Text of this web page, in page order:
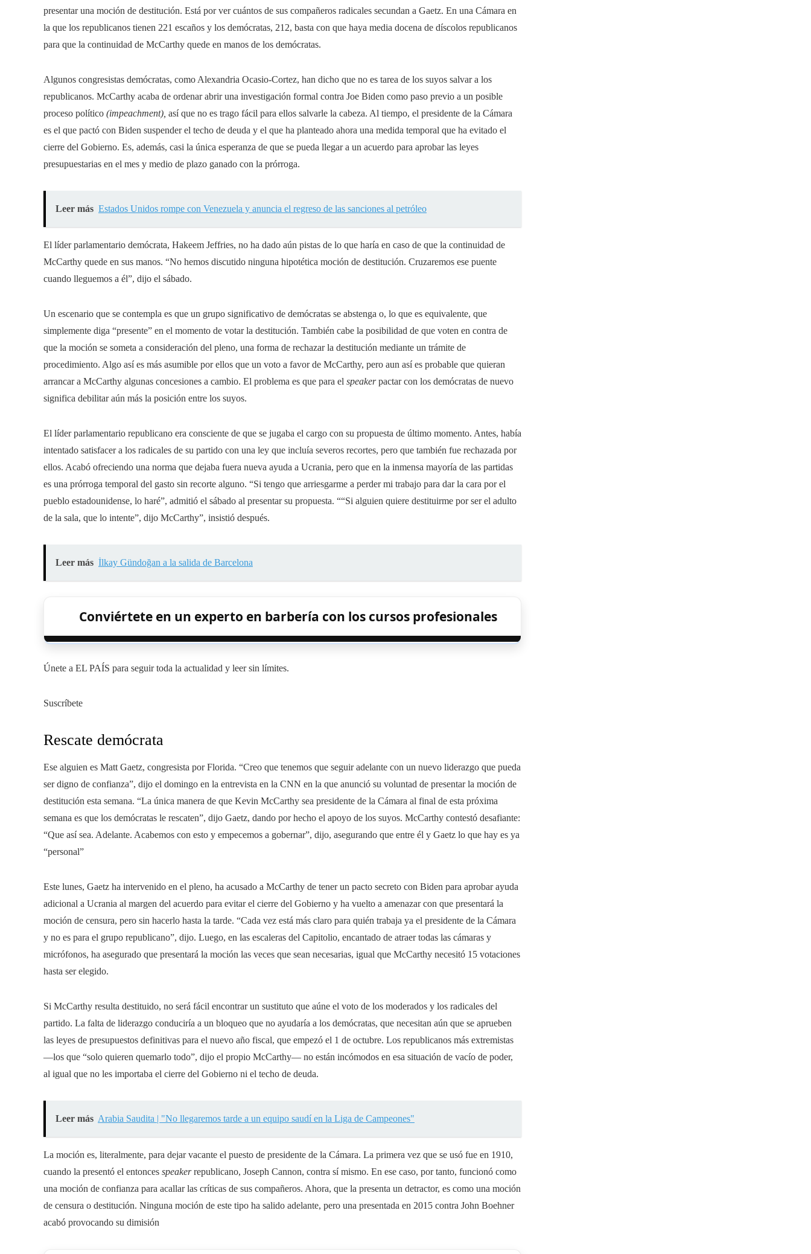
presentar una moción de destitución. Está por ver cuántos de sus compañeros radicales secundan a Gaetz. En una Cámara en
la que los republicanos tienen 221 escaños y los demócratas, 212, basta con que haya media docena de díscolos republicanos
para que la continuidad de McCarthy quede en manos de los demócratas.
Algunos congresistas demócratas, como Alexandria Ocasio-Cortez, han dicho que no es tarea de los suyos salvar a los
republicanos. McCarthy acaba de ordenar abrir una investigación formal contra Joe Biden como paso previo a un posible
proceso político (impeachment), así que no es trago fácil para ellos salvarle la cabeza. Al tiempo, el presidente de la Cámara
es el que pactó con Biden suspender el techo de deuda y el que ha planteado ahora una medida temporal que ha evitado el
cierre del Gobierno. Es, además, casi la única esperanza de que se pueda llegar a un acuerdo para aprobar las leyes
presupuestarias en el mes y medio de plazo ganado con la prórroga.
Leer más Estados Unidos rompe con Venezuela y anuncia el regreso de las sanciones al petróleo
El líder parlamentario demócrata, Hakeem Jeffries, no ha dado aún pistas de lo que haría en caso de que la continuidad de
McCarthy quede en sus manos. “No hemos discutido ninguna hipotética moción de destitución. Cruzaremos ese puente
cuando lleguemos a él”, dijo el sábado.
Un escenario que se contempla es que un grupo significativo de demócratas se abstenga o, lo que es equivalente, que
simplemente diga “presente” en el momento de votar la destitución. También cabe la posibilidad de que voten en contra de
que la moción se someta a consideración del pleno, una forma de rechazar la destitución mediante un trámite de
procedimiento. Algo así es más asumible por ellos que un voto a favor de McCarthy, pero aun así es probable que quieran
arrancar a McCarthy algunas concesiones a cambio. El problema es que para el speakerpactar con los demócratas de nuevo
significa debilitar aún más la posición entre los suyos.
El líder parlamentario republicano era consciente de que se jugaba el cargo con su propuesta de último momento. Antes, había
intentado satisfacer a los radicales de su partido con una ley que incluía severos recortes, pero que también fue rechazada por
ellos. Acabó ofreciendo una norma que dejaba fuera nueva ayuda a Ucrania, pero que en la inmensa mayoría de las partidas
es una prórroga temporal del gasto sin recorte alguno. “Si tengo que arriesgarme a perder mi trabajo para dar la cara por el
pueblo estadounidense, lo haré”, admitió el sábado al presentar su propuesta. ““Si alguien quiere destituirme por ser el adulto
de la sala, que lo intente”, dijo McCarthy”, insistió después.
Leer más İlkay Gündoğan a la salida de Barcelona
Conviértete en un experto en barbería con los cursos profesionales
Únete a EL PAÍS para seguir toda la actualidad y leer sin límites.
Suscríbete
Rescate demócrata
Ese alguien es Matt Gaetz, congresista por Florida. “Creo que tenemos que seguir adelante con un nuevo liderazgo que pueda
ser digno de confianza”, dijo el domingo en la entrevista en la CNN en la que anunció su voluntad de presentar la moción de
destitución esta semana. “La única manera de que Kevin McCarthy sea presidente de la Cámara al final de esta próxima
semana es que los demócratas le rescaten”, dijo Gaetz, dando por hecho el apoyo de los suyos. McCarthy contestó desafiante:
“Que así sea. Adelante. Acabemos con esto y empecemos a gobernar”, dijo, asegurando que entre él y Gaetz lo que hay es ya
“personal”
Este lunes, Gaetz ha intervenido en el pleno, ha acusado a McCarthy de tener un pacto secreto con Biden para aprobar ayuda
adicional a Ucrania al margen del acuerdo para evitar el cierre del Gobierno y ha vuelto a amenazar con que presentará la
moción de censura, pero sin hacerlo hasta la tarde. “Cada vez está más claro para quién trabaja ya el presidente de la Cámara
y no es para el grupo republicano”, dijo. Luego, en las escaleras del Capitolio, encantado de atraer todas las cámaras y
micrófonos, ha asegurado que presentará la moción las veces que sean necesarias, igual que McCarthy necesitó 15 votaciones
hasta ser elegido.
Si McCarthy resulta destituido, no será fácil encontrar un sustituto que aúne el voto de los moderados y los radicales del
partido. La falta de liderazgo conduciría a un bloqueo que no ayudaría a los demócratas, que necesitan aún que se aprueben
las leyes de presupuestos definitivas para el nuevo año fiscal, que empezó el 1 de octubre. Los republicanos más extremistas
—los que “solo quieren quemarlo todo”, dijo el propio McCarthy— no están incómodos en esa situación de vacío de poder,
al igual que no les importaba el cierre del Gobierno ni el techo de deuda.
Leer más Arabia Saudita | "No llegaremos tarde a un equipo saudí en la Liga de Campeones"
La moción es, literalmente, para dejar vacante el puesto de presidente de la Cámara. La primera vez que se usó fue en 1910,
cuando la presentó el entonces speakerrepublicano, Joseph Cannon, contra sí mismo. En ese caso, por tanto, funcionó como
una moción de confianza para acallar las críticas de sus compañeros. Ahora, que la presenta un detractor, es como una moción
de censura o destitución. Ninguna moción de este tipo ha salido adelante, pero una presentada en 2015 contra John Boehner
acabó provocando su dimisión